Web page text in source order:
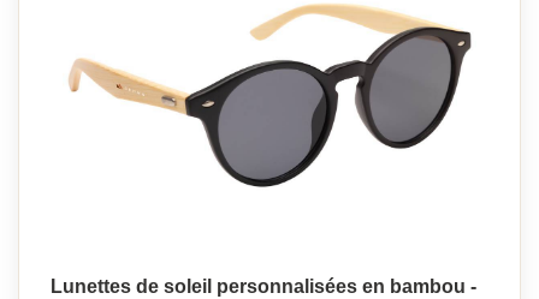
Lunettes de soleil personnalisées en bambou -